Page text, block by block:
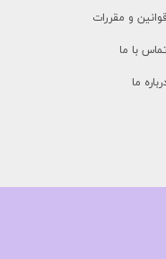
قوانین و مقررات
تماس با ما
ما